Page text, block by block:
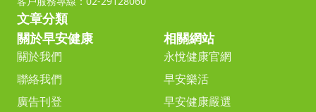
文章分類
關於早安健康
關於我們
聯絡我們
廣告刊登
相關網站
永悅健康官網
早安樂活
早安健康嚴選